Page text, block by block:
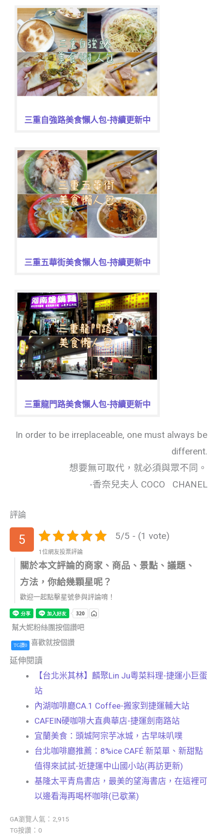
三重自強路美食懶人包-持續更新中
三重五華街美食懶人包-持續更新中
三重龍門路美食懶人包-持續更新中
In order to be irreplaceable, one must always be
different.
想要無可取代，就必須與眾不同。
-香奈兒夫人 COCO CHANEL
評論
5 5/5 - (1 vote)
1位網友投票評論
關於本文評論的商家、商品、景點、議題、
方法，你給幾顆星呢？
歡迎一起點擊星號參與評論唷！
幫大妮粉絲團按個讚吧
TG讚0 喜歡就按個讚
延伸閱讀
【台北米其林】麟聚Lin Ju粵菜料理-捷運小巨蛋
站
內湖咖啡廳CA.1 Coffee-搬家到捷運輔大站
CAFEIN硬咖啡大直典華店-捷運劍南路站
宜蘭美食：頭城阿宗芋冰城，古早味叭噗
台北咖啡廳推薦：8%ice CAFÉ 新菜單、新甜點
值得來試試-近捷運中山國小站(再訪更新)
基隆太平青鳥書店，最美的望海書店，在這裡可
以邊看海再喝杯咖啡(已歇業)
GA瀏覽人氣：2,915
TG按讚：0